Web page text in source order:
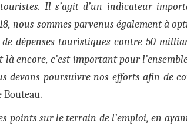
Il s’agit d’un indicateur
nous sommes parvenus également à
dépenses touristiques contre 50
encore, c’est important pour
devons poursuivre nos efforts afin de
Bouteau.
points sur le terrain de l’emploi, en